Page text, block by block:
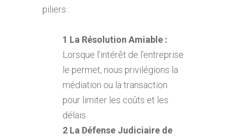
piliers :
1 La Résolution Amiable :
Lorsque l’intérêt de l’entreprise
le permet, nous privilégions la
médiation ou la transaction
pour limiter les coûts et les
délais.
2 La Défense Judiciaire de